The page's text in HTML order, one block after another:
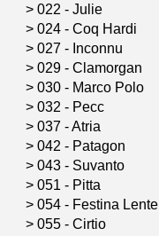
> 022 - Julie
> 024 - Coq Hardi
> 027 - Inconnu
> 029 - Clamorgan
> 030 - Marco Polo
> 032 - Pecc
> 037 - Atria
> 042 - Patagon
> 043 - Suvanto
> 051 - Pitta
> 054 - Festina Lente
> 055 - Cirtio